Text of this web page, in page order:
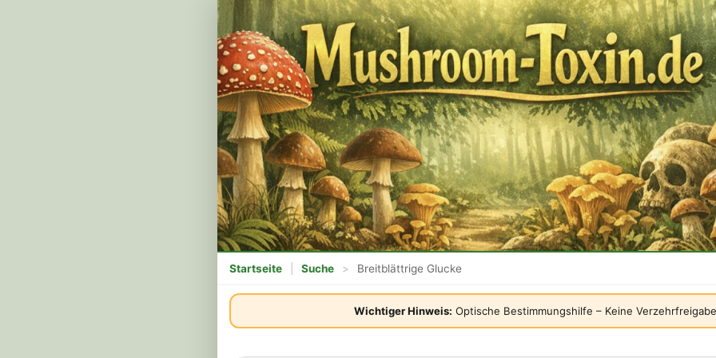
Startseite Suche > Breitblättrige Glucke
Wichtiger Hinweis: Optische Bestimmungshilfe – Keine